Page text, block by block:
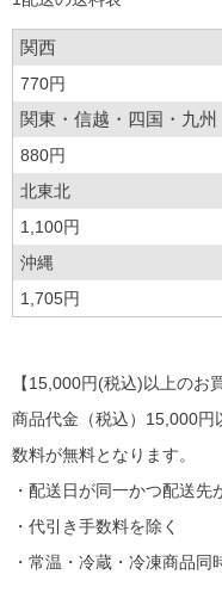
関西
770円
関東・信越・四国・九州
880円
北東北
1,100円
沖縄
1,705円
【15,000円(税込)以上のお
商品代金（税込）15,000円
数料が無料となります。
・配送日が同一かつ配送
・代引き手数料を除く
・常温・冷蔵・冷凍商品同